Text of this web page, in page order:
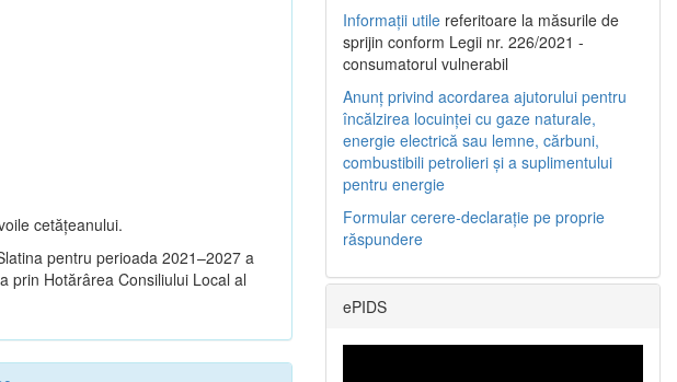
cetățeanului.
pentru perioada 2021–2027 a
prin Hotărârea Consiliului Local al
Informații utile referitoare la măsurile de
sprijin conform Legii nr. 226/2021 -
consumatorul vulnerabil
Anunț privind acordarea ajutorului pentru
încălzirea locuinței cu gaze naturale,
energie electrică sau lemne, cărbuni,
combustibili petrolieri și a suplimentului
pentru energie
Formular cerere-declarație pe proprie
răspundere
ePIDS